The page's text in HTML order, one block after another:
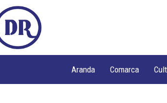
Aranda Comarca